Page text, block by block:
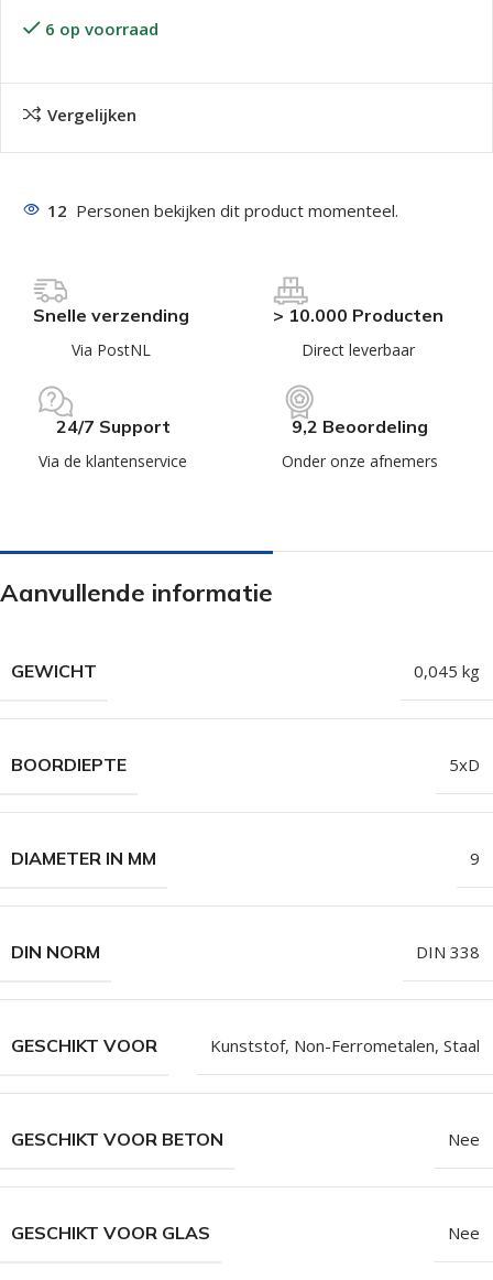
6 op voorraad
Vergelijken
12 Personen bekijken dit product momenteel.
Snelle verzending
Via PostNL
> 10.000 Producten
Direct leverbaar
24/7 Support
Via de klantenservice
9,2 Beoordeling
Onder onze afnemers
Aanvullende informatie
GEWICHT 0,045 kg
BOORDIEPTE 5xD
DIAMETER IN MM 9
DIN NORM DIN 338
GESCHIKT VOOR Kunststof, Non-Ferrometalen, Staal
GESCHIKT VOOR BETON Nee
GESCHIKT VOOR GLAS Nee